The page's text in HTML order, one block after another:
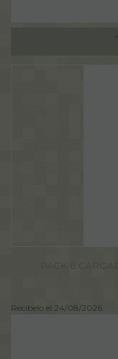
PACK 6
Recíbelo el 24/08/2026